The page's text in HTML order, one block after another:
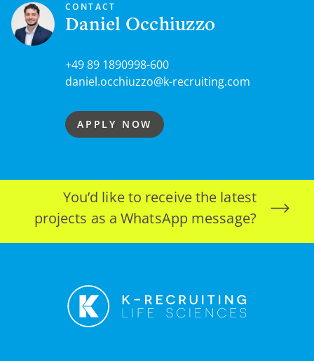
CONTACT
Daniel Occhiuzzo
+49 89 1890998-600
daniel.occhiuzzo@k-recruiting.com
APPLY NOW
You’d like to receive the latest
projects as a WhatsApp message?